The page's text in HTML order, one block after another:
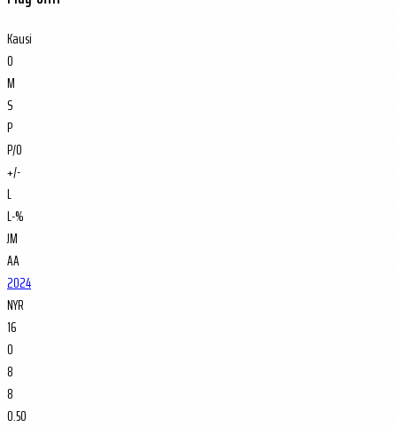
Kausi
O
M
S
P
P/O
+/-
L
L-%
JM
AA
2024
NYR
16
0
8
8
0.50